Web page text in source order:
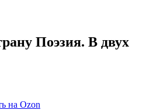
Поэзия. В двух
на Ozon